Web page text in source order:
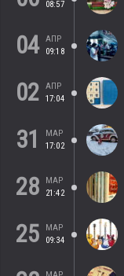
08:57
04 АПР
09:18
02
АПР
17:04
31
МАР
17:02
28
МАР
21:42
25
МАР
09:34